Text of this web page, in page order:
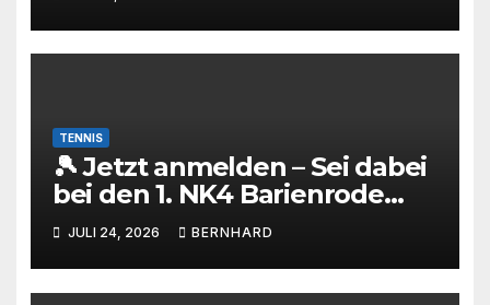
TENNIS
🎾 Jetzt anmelden – Sei dabei
bei den 1. NK4 Barienrode
Open mit Nicolas Kiefer! 🔥
JULI 24, 2026 BERNHARD